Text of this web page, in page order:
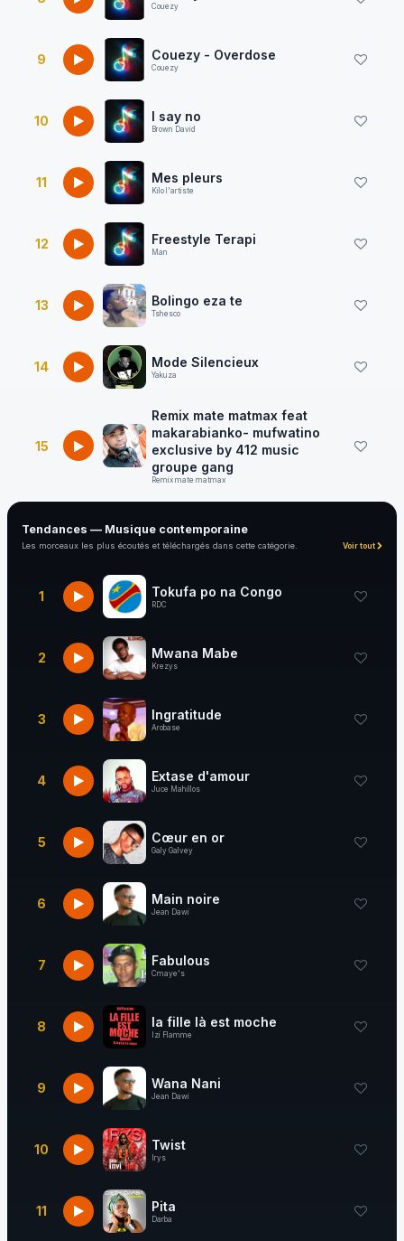
Couezy
9 Couezy - Overdose
Couezy
10 I say no
Brown David
11 Mes pleurs
Kilo l'artiste
12 Freestyle Terapi
Man
13 Bolingo eza te
Tshesco
14 Mode Silencieux
Yakuza
15
Remix mate matmax feat
makarabianko- mufwatino
exclusive by 412 music
groupe gang
Remix mate matmax
Tendances — Musique contemporaine
Les morceaux les plus écoutés et téléchargés dans cette catégorie. Voir tout
1 Tokufa po na Congo
RDC
2 Mwana Mabe
Krezys
3 Ingratitude
Arobase
4 Extase d'amour
Juce Mahillos
5 Cœur en or
Galy Galvey
6 Main noire
Jean Dawi
7 Fabulous
Cmaye's
8 la fille là est moche
Izi Flamme
9 Wana Nani
Jean Dawi
10 Twist
Irys
11 Pita
Darba